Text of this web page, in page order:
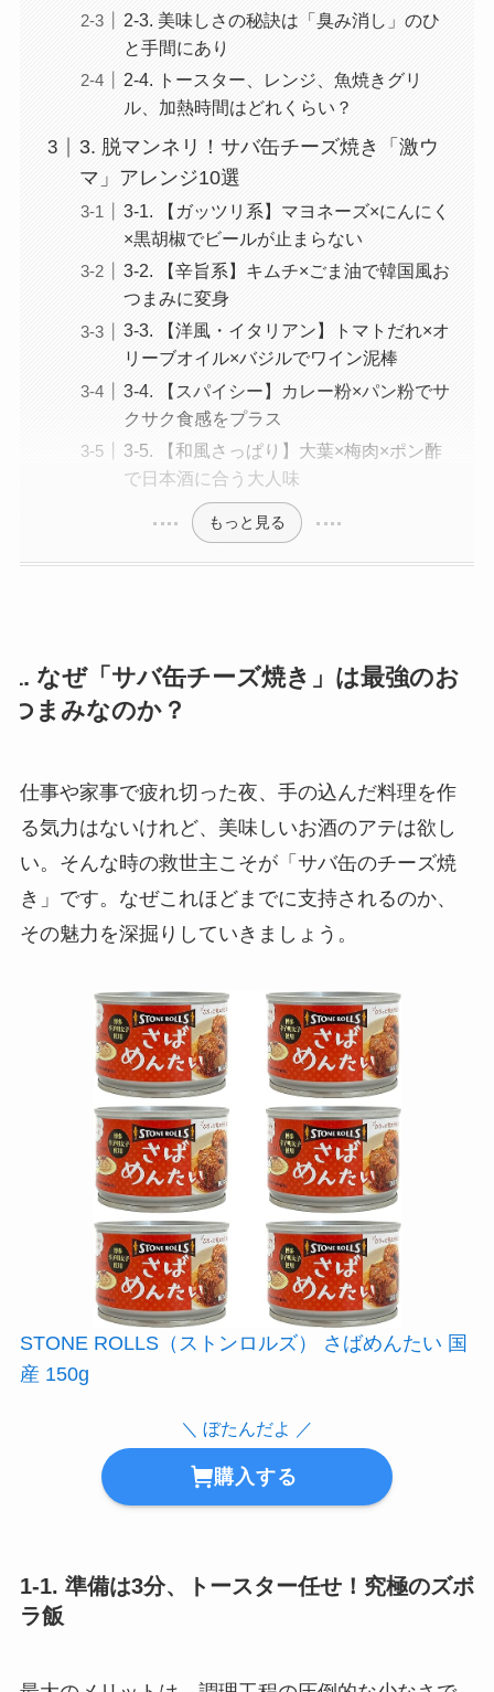
2-3. 美味しさの秘訣は「臭み消し」のひ
と手間にあり
2-4. トースター、レンジ、魚焼きグリ
ル、加熱時間はどれくらい？
3. 脱マンネリ！サバ缶チーズ焼き「激ウ
マ」アレンジ10選
3-1. 【ガッツリ系】マヨネーズ×にんにく
×黒胡椒でビールが止まらない
3-2. 【辛旨系】キムチ×ごま油で韓国風お
つまみに変身
3-3. 【洋風・イタリアン】トマトだれ×オ
リーブオイル×バジルでワイン泥棒
3-4. 【スパイシー】カレー粉×パン粉でサ
クサク食感をプラス
3-5. 【和風さっぱり】大葉×梅肉×ポン酢
で日本酒に合う大人味
もっと見る
1. なぜ「サバ缶チーズ焼き」は最強のお
つまみなのか？
仕事や家事で疲れ切った夜、手の込んだ料理を作
る気力はないけれど、美味しいお酒のアテは欲し
い。そんな時の救世主こそが「サバ缶のチーズ焼
き」です。なぜこれほどまでに支持されるのか、
その魅力を深掘りしていきましょう。
STONE ROLLS（ストンロルズ） さばめんたい 国
産 150g
＼ ぼたんだよ ／
購入する
1-1. 準備は3分、トースター任せ！究極のズボ
ラ飯